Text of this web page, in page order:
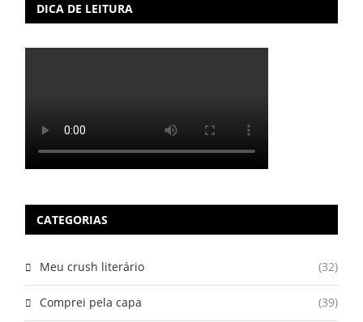
DICA DE LEITURA
CATEGORIAS
Meu crush literário (32)
Comprei pela capa (39)